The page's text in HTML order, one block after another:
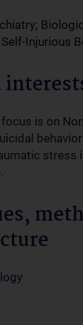
Injurious
is on
stress